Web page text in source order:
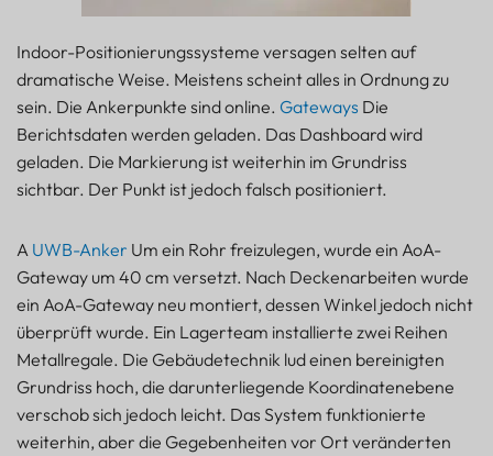
Häufig gestellte Fragen zur RTLS-Kalibrierung in
Wie oft sollten UWB-Anker neu kalibriert werden?+
Was führt am häufigsten zu Störungen der Bluetooth-AoA-
Kalibrierung?+
Kann ein neuer Grundriss eine RTLS-Bereitstellung
beeinträchtigen?+
Ist UWB stabiler als Bluetooth AoA?+
Referenzen und weiterführende Literatur:
Indoor-Positionierungssysteme versagen selten auf
dramatische Weise. Meistens scheint alles in Ordnung zu
sein. Die Ankerpunkte sind online. Gateways Die
Berichtsdaten werden geladen. Das Dashboard wird
geladen. Die Markierung ist weiterhin im Grundriss
sichtbar. Der Punkt ist jedoch falsch positioniert.
A UWB-Anker Um ein Rohr freizulegen, wurde ein AoA-
Gateway um 40 cm versetzt. Nach Deckenarbeiten wurde
ein AoA-Gateway neu montiert, dessen Winkel jedoch nicht
überprüft wurde. Ein Lagerteam installierte zwei Reihen
Metallregale. Die Gebäudetechnik lud einen bereinigten
Grundriss hoch, die darunterliegende Koordinatenebene
verschob sich jedoch leicht. Das System funktionierte
weiterhin, aber die Gegebenheiten vor Ort veränderten